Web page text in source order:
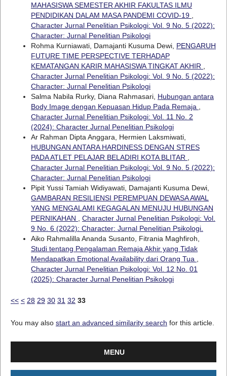
MAHASISWA SEMESTER AKHIR FAKULTAS ILMU
PENDIDIKAN DALAM MASA PANDEMI COVID-19
Character Jurnal Penelitian Psikologi: Vol. 9 No. 5 (2022):
Character: Jurnal Penelitian Psikologi
Rohma Kurniawati, Damajanti Kusuma Dewi, PENGARUH
FUTURE TIME PERSPECTIVE TERHADAP
KEMATANGAN KARIR MAHASISWA TINGKAT AKHIR
Character Jurnal Penelitian Psikologi: Vol. 9 No. 5 (2022):
Character: Jurnal Penelitian Psikologi
Salma Nabila Rurky, Diana Rahmasari, Hubungan antara
Body Image dengan Kepuasan Hidup Pada Remaja
Character Jurnal Penelitian Psikologi: Vol. 11 No. 2
(2024): Character Jurnal Penelitian Psikologi
Ar Rahman Dipta Anggara, Hermien Laksmiwati,
HUBUNGAN ANTARA HARDINESS DENGAN STRES
PADA ATLET PELAJAR BELADIRI KOTA BLITAR
Character Jurnal Penelitian Psikologi: Vol. 9 No. 5 (2022):
Character: Jurnal Penelitian Psikologi
Pipit Yussi Tamiah Widiyawati, Damajanti Kusuma Dewi,
GAMBARAN RESILIENSI PEREMPUAN DEWASA AWAL
YANG MENGALAMI KEGAGALAN MENUJU HUBUNGAN
PERNIKAHAN
Character Jurnal Penelitian Psikologi: Vol.
9 No. 6 (2022): Character: Jurnal Penelitian Psikologi.
Aiko Rahmalilla Ananda Susanto, Fitrania Maghfiroh,
Studi tentang Pengalaman Remaja Akhir yang Tidak
Mendapatkan Emotional Availability dari Orang Tua
Character Jurnal Penelitian Psikologi: Vol. 12 No. 01
(2025): Character Jurnal Penelitian Psikologi
<< < 28 29 30 31 32 33
You may also start an advanced similarity search for this article.
MENU